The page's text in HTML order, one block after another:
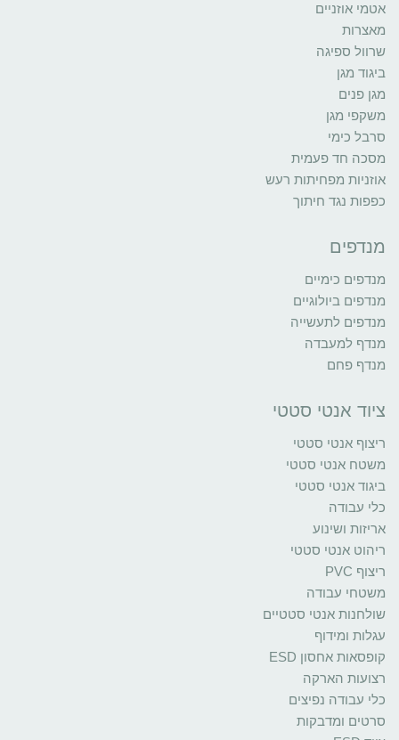
אטמי אוזניים
מאצרות
שרוול ספיגה
ביגוד מגן
מגן פנים
משקפי מגן
סרבל כימי
מסכה חד פעמית
אוזניות מפחיתות רעש
כפפות נגד חיתוך
מנדפים
מנדפים כימיים
מנדפים ביולוגיים
מנדפים לתעשייה
מנדף למעבדה
מנדף פחם
ציוד אנטי סטטי
ריצוף אנטי סטטי
משטח אנטי סטטי
ביגוד אנטי סטטי
כלי עבודה
אריזות ושינוע
ריהוט אנטי סטטי
ריצוף PVC
משטחי עבודה
שולחנות אנטי סטטיים
עגלות ומידוף
קופסאות אחסון ESD
רצועות הארקה
כלי עבודה נפיצים
סרטים ומדבקות